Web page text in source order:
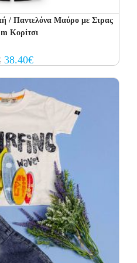
/ Παντελόνα Μαύρο με Στρας
Κορίτσι
Original
price
38.40€Current
price